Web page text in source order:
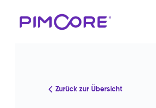
Zurück zur Übersicht